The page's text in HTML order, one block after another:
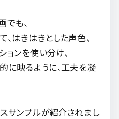
でも、
はきはきとした声色、
ョンを使い分け、
に映るように、工夫を凝
サンプルが紹介されまし